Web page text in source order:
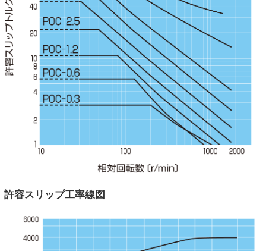
許容スリップ工率線図